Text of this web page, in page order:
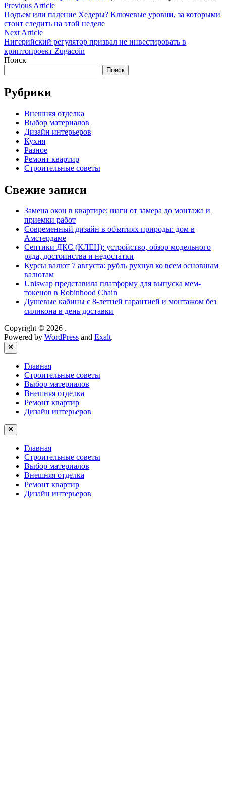
Навигация
по
записям
Previous ArticlePrevious
article:
Подъем или падение Хедеры? Ключевые уровни, за которыми
стоит следить на этой неделе
Next ArticleNext
article:
Нигерийский регулятор призвал не инвестировать в
криптопроект Zugacoin
Поиск
Поиск
Рубрики
Внешняя отделка
Выбор материалов
Дизайн интерьеров
Кухня
Разное
Ремонт квартир
Строительные советы
Свежие записи
Замена окон в квартире: шаги от замера до монтажа и
приемки работ
Современный дизайн в объятиях природы: дом в
Амстердаме
Септики ДКС (КЛЕН): устройство, обзор модельного
ряда, достоинства и недостатки
Курсы валют 7 августа: рубль рухнул ко всем основным
валютам
Uniswap представила платформу для выпуска мем-
токенов в Robinhood Chain
Душевые кабины с 8‑летней гарантией и монтажом без
силикона в день доставки
Copyright © 2026 .
Powered by WordPress and Exalt.
Close
Главная
Строительные советы
Выбор материалов
Внешняя отделка
Ремонт квартир
Дизайн интерьеров
Главная
Строительные советы
Выбор материалов
Внешняя отделка
Ремонт квартир
Дизайн интерьеров